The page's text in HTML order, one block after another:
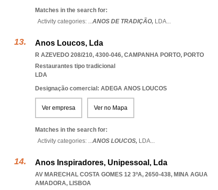
Matches in the search for:
Activity categories: ...ANOS DE TRADIÇÃO, LDA...
Anos Loucos, Lda
R AZEVEDO 208/210, 4300-046, CAMPANHA PORTO, PORTO
Restaurantes tipo tradicional
LDA
Designação comercial: ADEGA ANOS LOUCOS
Ver empresa Ver no Mapa
Matches in the search for:
Activity categories: ...ANOS LOUCOS, LDA...
Anos Inspiradores, Unipessoal, Lda
AV MARECHAL COSTA GOMES 12 3ºA, 2650-438, MINA AGUA
AMADORA, LISBOA